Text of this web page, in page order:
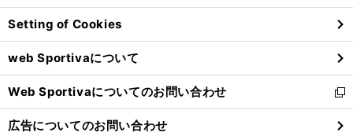
ン
ド
ウ
で
開
く
Setting of Cookies
web Sportivaについて
Web Sportivaについてのお問い合わせ
新
し
い
広告についてのお問い合わせ